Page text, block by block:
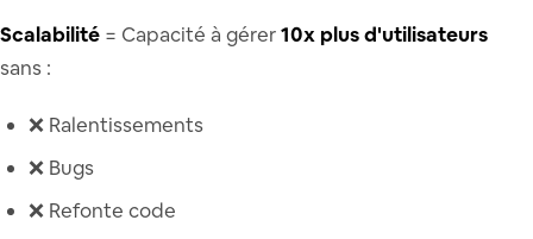
Scalabilité = Capacité à gérer10x plus d'utilisateurs
sans :
❌ Ralentissements
❌ Bugs
❌ Refonte code